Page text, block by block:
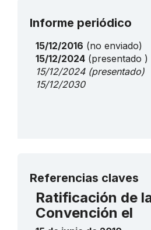
Informe periódico
15/12/2016 (no enviado)
15/12/2024 (presentado )
15/12/2024(presentado)
15/12/2030
Referencias claves
Ratificación de
Convención el